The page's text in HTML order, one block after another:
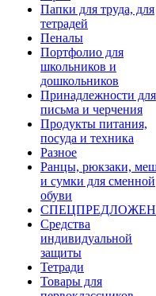
Папки для труда, для
тетрадей
Пеналы
Портфолио для
школьников и
дошкольников
Принадлежности для
письма и черчения
Продукты питания,
посуда и техника
Разное
Ранцы, рюкзаки,
и сумки для сменной
обуви
Средства
индивидуальной
защиты
Тетради
Товары для